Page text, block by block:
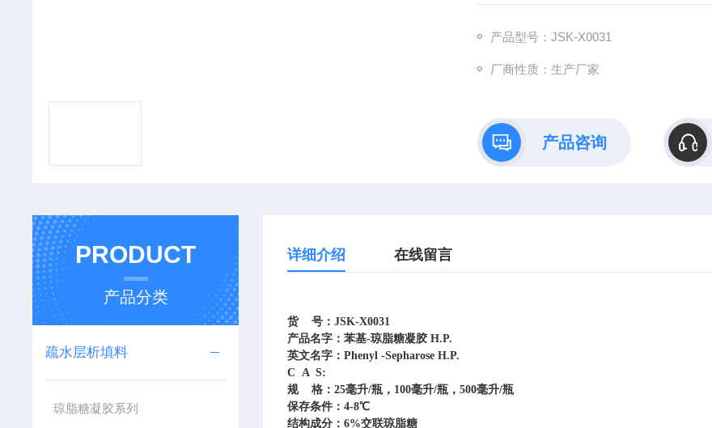
产品型号：JSK-X0031
厂商性质：生产厂家
产品咨询
详细介绍 在线留言
货 号：JSK-X0031
产品名字：苯基-琼脂糖凝胶 H.P.
英文名字：Phenyl -Sepharose H.P.
C A S:
规 格：25毫升/瓶，100毫升/瓶，500毫升/瓶
保存条件：4-8℃
结构成分：6%交联琼脂糖
PRODUCT
产品分类
疏水层析填料
琼脂糖凝胶系列